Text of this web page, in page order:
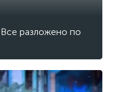
разложено по